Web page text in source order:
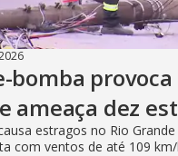
bomba
ameaça dez
estragos no Rio
com ventos de até 109